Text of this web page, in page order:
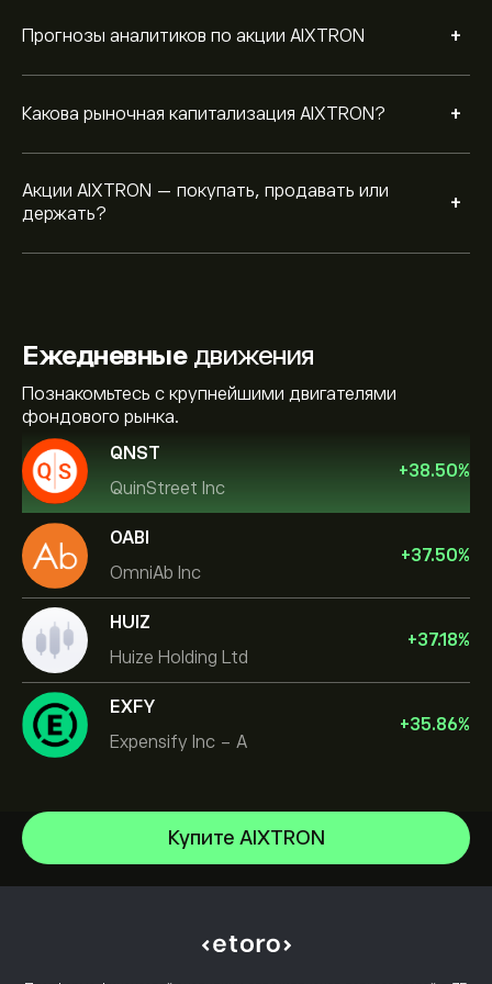
Прогнозы аналитиков по акции AIXTRON +
Какова рыночная капитализация AIXTRON? +
Акции AIXTRON — покупать, продавать или
держать?
+
Ежедневныедвижения
Познакомьтесь с крупнейшими двигателями
фондового рынка.
QNST
QuinStreet Inc
+38.50%
OABI
OmniAb Inc
+37.50%
HUIZ
Huize Holding Ltd
+37.18%
EXFY
Expensify Inc - A
+35.86%
Купите AIXTRON
Micron Technology, Inc.
Центр помощи
Как вывести средства
Как работает CopyTrading